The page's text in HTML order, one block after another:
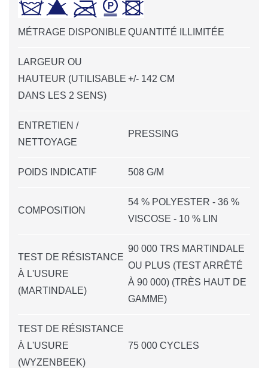
MÉTRAGE DISPONIBLE QUANTITÉ ILLIMITÉE
LARGEUR OU
HAUTEUR (UTILISABLE
DANS LES 2 SENS)
+/- 142 CM
ENTRETIEN /
NETTOYAGE
PRESSING
POIDS INDICATIF 508 G/M
COMPOSITION
54 % POLYESTER - 36 %
VISCOSE - 10 % LIN
TEST DE RÉSISTANCE
À L'USURE
(MARTINDALE)
90 000 TRS MARTINDALE
OU PLUS (TEST ARRÊTÉ
À 90 000) (TRÈS HAUT DE
GAMME)
TEST DE RÉSISTANCE
À L'USURE
(WYZENBEEK)
75 000 CYCLES